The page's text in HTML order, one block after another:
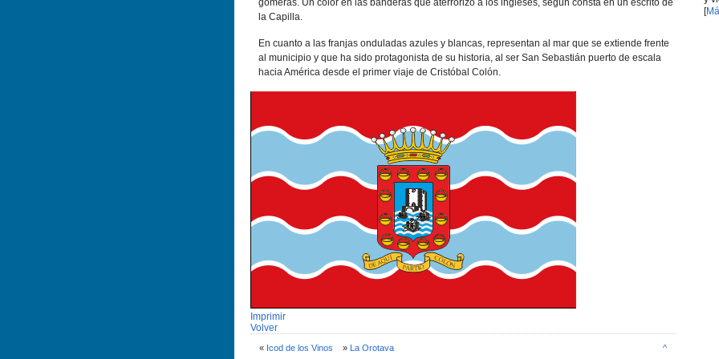
gomeras. Un color en las banderas que aterrorizó a los ingleses, según consta en un escrito de
la Capilla.
En cuanto a las franjas onduladas azules y blancas, representan al mar que se extiende frente
al municipio y que ha sido protagonista de su historia, al ser San Sebastián puerto de escala
hacia América desde el primer viaje de Cristóbal Colón.
Imprimir
Volver
« Icod de los Vinos » La Orotava ^
[